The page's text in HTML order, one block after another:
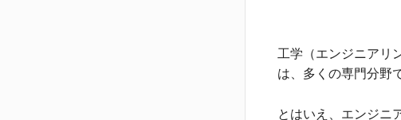
工学（エンジニアリ
は、多くの専門分野
とはいえ、エンジニ